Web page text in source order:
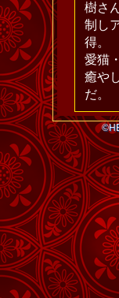
樹さ
制し
得。
愛猫
癒や
だ。